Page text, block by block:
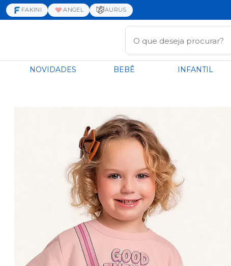
FAKINI ANGEL AURUS
NOVIDADES BEBÊ INFANTIL